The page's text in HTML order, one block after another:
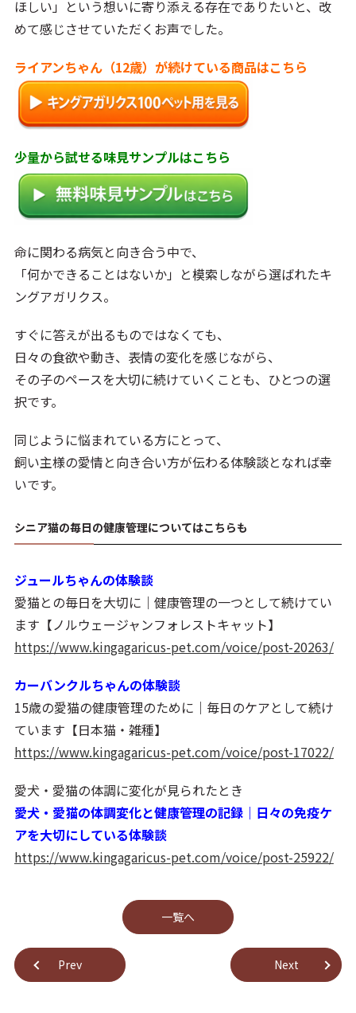
ほしい」という想いに寄り添える存在でありたいと、改
めて感じさせていただくお声でした。
ライアンちゃん（12歳）が続けている商品はこちら
少量から試せる味見サンプルはこちら
命に関わる病気と向き合う中で、
「何かできることはないか」と模索しながら選ばれたキ
ングアガリクス。
すぐに答えが出るものではなくても、
日々の食欲や動き、表情の変化を感じながら、
その子のペースを大切に続けていくことも、ひとつの選
択です。
同じように悩まれている方にとって、
飼い主様の愛情と向き合い方が伝わる体験談となれば幸
いです。
シニア猫の毎日の健康管理についてはこちらも
ジュールちゃんの体験談
愛猫との毎日を大切に｜健康管理の一つとして続けてい
ます【ノルウェージャンフォレストキャット】
https://www.kingagaricus-pet.com/voice/post-20263/
カーバンクルちゃんの体験談
15歳の愛猫の健康管理のために｜毎日のケアとして続け
ています【日本猫・雑種】
https://www.kingagaricus-pet.com/voice/post-17022/
愛犬・愛猫の体調に変化が見られたとき
愛犬・愛猫の体調変化と健康管理の記録｜日々の免疫ケ
アを大切にしている体験談
https://www.kingagaricus-pet.com/voice/post-25922/
Prev
⼀覧へ
Next